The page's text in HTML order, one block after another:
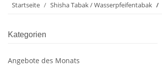
Startseite Shisha Tabak / Wasserpfeifentabak
Kategorien
Angebote des Monats